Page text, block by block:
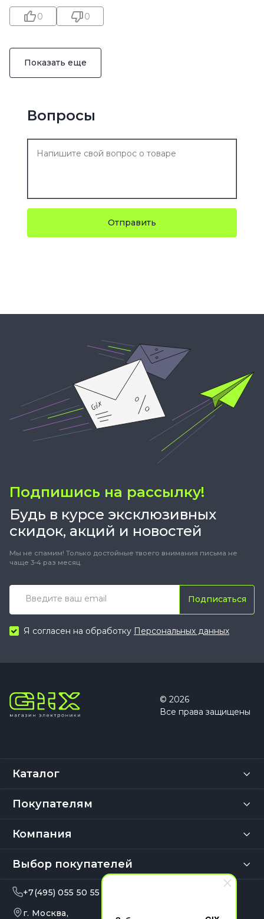
0 0
Показать еще
Вопросы
Отправить
Подпишись на рассылку!
Будь в курсе эксклюзивных
скидок, акций и новостей
Мы не спамим! Только достойные твоего внимания письма не
чаще 3-4 раз месяц.
Подписаться
Я согласен на обработку Персональных данных
© 2026
Все права защищены
Каталог
Покупателям
Компания
Выбор покупателей
+7(495) 055 50 55
г. Москва,